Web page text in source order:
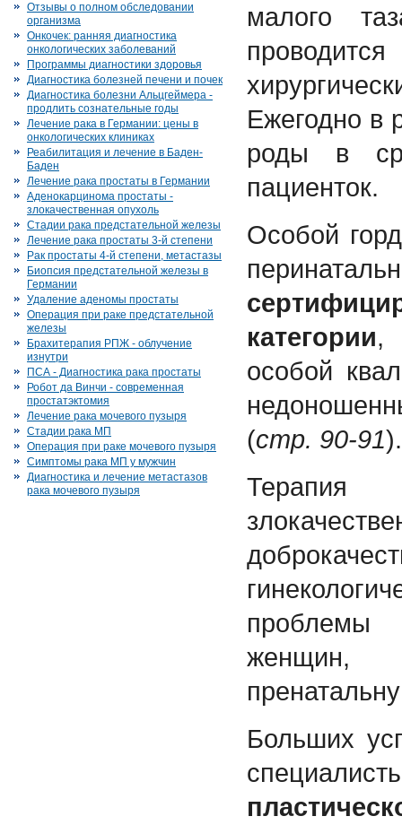
Отзывы о полном обследовании
организма
Онкочек: ранняя диагностика
онкологических заболеваний
Программы диагностики здоровья
Диагностика болезней печени и почек
Диагностика болезни Альцгеймера -
продлить сознательные годы
Лечение рака в Германии: цены в
онкологических клиниках
Реабилитация и лечение в Баден-
Баден
Лечение рака простаты в Германии
Аденокарцинома простаты -
злокачественная опухоль
Стадии рака предстательной железы
Лечение рака простаты 3-й степени
Рак простаты 4-й степени, метастазы
Биопсия предстательной железы в
Германии
Удаление аденомы простаты
Операция при раке предстательной
железы
Брахитерапия РПЖ - облучение
изнутри
ПСА - Диагностика рака простаты
Робот да Винчи - современная
простатэктомия
Лечение рака мочевого пузыря
Стадии рака МП
Операция при раке мочевого пузыря
Симптомы рака МП у мужчин
Диагностика и лечение метастазов
рака мочевого пузыря
малого
Ежегодно в
роды в
пациенток.
Особой
категории,
особой
(стр. 90-91).
женщин,
Больших